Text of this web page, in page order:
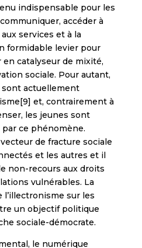
indispensable pour les
accéder à
aux services et à la
formidable levier pour
catalyseur de mixité,
sociale. Pour autant,
sont actuellement
et, contrairement à
les jeunes sont
ce phénomène.
de fracture sociale
et les autres et il
non-recours aux droits
vulnérables. La
l’illectronisme sur les
un objectif politique
sociale-démocrate.
le numérique